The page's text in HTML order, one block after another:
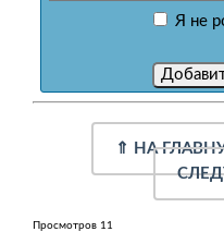
Я не
⇑ НА
Просмотров 11